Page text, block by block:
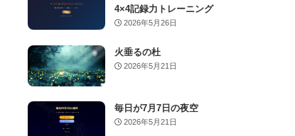
4×4記録力トレーニング
2026年5月26日
火垂るの杜
2026年5月21日
毎日が7月7日の夜空
2026年5月21日